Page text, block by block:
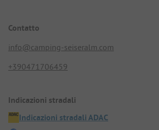
Contatto
info@camping-seiseralm.com
+390471706459
Indicazioni stradali
Indicazioni stradali ADAC